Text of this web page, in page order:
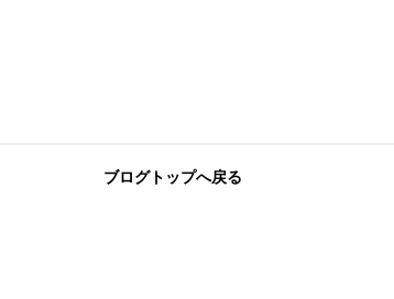
ブログトップへ戻る